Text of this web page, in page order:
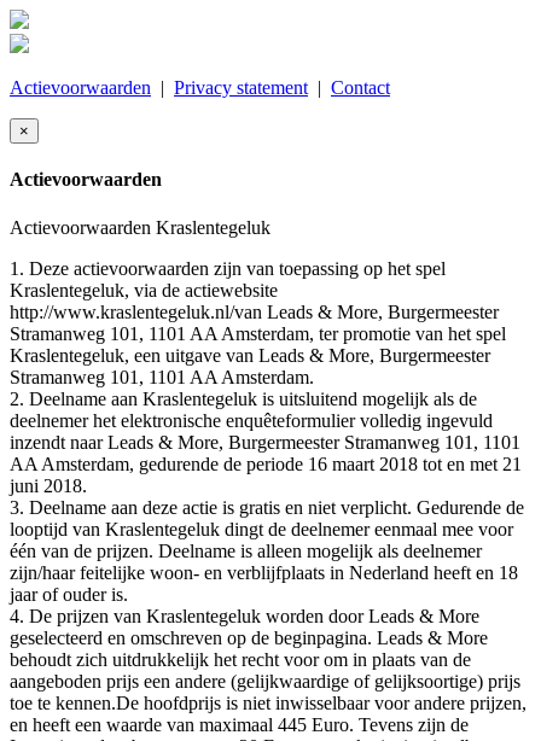
Actievoorwaarden | Privacy statement | Contact
×
Actievoorwaarden
Actievoorwaarden Kraslentegeluk
1. Deze actievoorwaarden zijn van toepassing op het spel
Kraslentegeluk, via de actiewebsite
http://www.kraslentegeluk.nl/van Leads & More, Burgermeester
Stramanweg 101, 1101 AA Amsterdam, ter promotie van het spel
Kraslentegeluk, een uitgave van Leads & More, Burgermeester
Stramanweg 101, 1101 AA Amsterdam.
2. Deelname aan Kraslentegeluk is uitsluitend mogelijk als de
deelnemer het elektronische enquêteformulier volledig ingevuld
inzendt naar Leads & More, Burgermeester Stramanweg 101, 1101
AA Amsterdam, gedurende de periode 16 maart 2018 tot en met 21
juni 2018.
3. Deelname aan deze actie is gratis en niet verplicht. Gedurende de
looptijd van Kraslentegeluk dingt de deelnemer eenmaal mee voor
één van de prijzen. Deelname is alleen mogelijk als deelnemer
zijn/haar feitelijke woon- en verblijfplaats in Nederland heeft en 18
jaar of ouder is.
4. De prijzen van Kraslentegeluk worden door Leads & More
geselecteerd en omschreven op de beginpagina. Leads & More
behoudt zich uitdrukkelijk het recht voor om in plaats van de
aangeboden prijs een andere (gelijkwaardige of gelijksoortige) prijs
toe te kennen.De hoofdprijs is niet inwisselbaar voor andere prijzen,
en heeft een waarde van maximaal 445 Euro. Tevens zijn de